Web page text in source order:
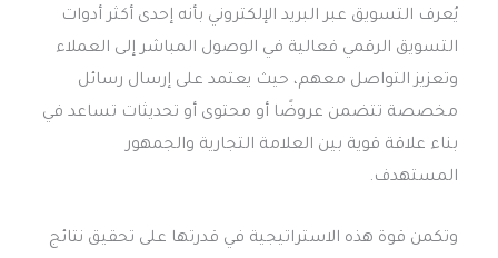
يُعرف التسويق عبر البريد الإلكتروني بأنه إحدى أكثر أدوات
التسويق الرقمي فعالية في الوصول المباشر إلى العملاء
وتعزيز التواصل معهم، حيث يعتمد على إرسال رسائل
مخصصة تتضمن عروضًا أو محتوى أو تحديثات تساعد في
بناء علاقة قوية بين العلامة التجارية والجمهور
المستهدف.
وتكمن قوة هذه الاستراتيجية في قدرتها على تحقيق نتائج